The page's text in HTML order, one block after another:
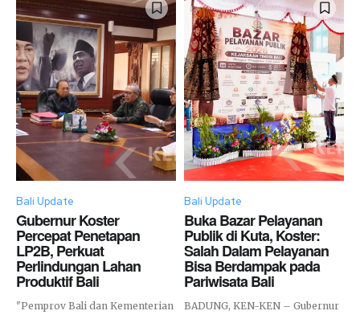
Bali Update
Gubernur Koster
Percepat Penetapan
LP2B, Perkuat
Perlindungan Lahan
Produktif Bali
"Pemprov Bali dan Kementerian
Bali Update
Buka Bazar Pelayanan
Publik di Kuta, Koster:
Salah Dalam Pelayanan
Bisa Berdampak pada
Pariwisata Bali
BADUNG, KEN-KEN – Gubernur